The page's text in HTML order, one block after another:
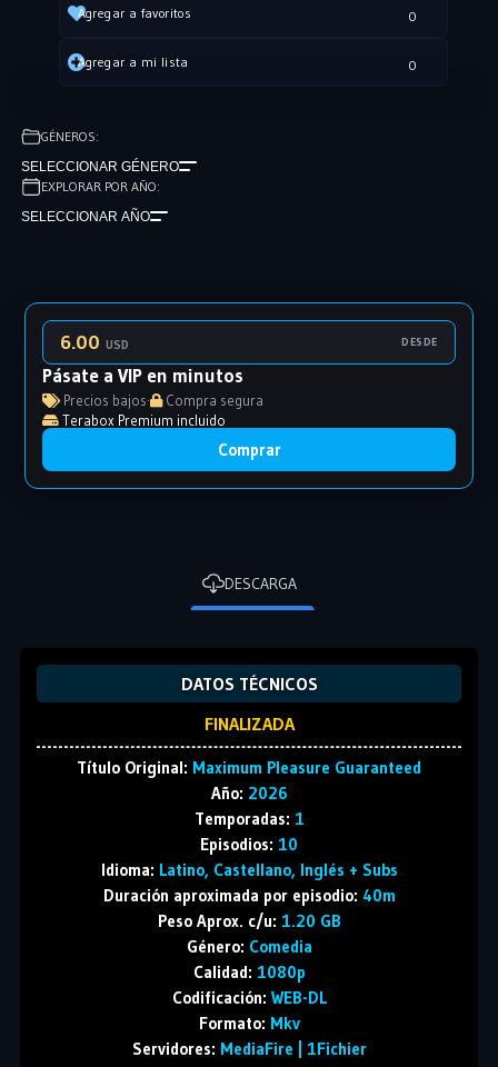
0
Agregar a favoritos
0
Agregar a mi lista
GÉNEROS:
SELECCIONAR GÉNERO
EXPLORAR POR AÑO:
SELECCIONAR AÑO
6.00USD DESDE
Pásate a VIP en minutos
Precios bajos·
Compra segura
Terabox Premium incluido
Comprar
DESCARGA
DATOS TÉCNICOS
FINALIZADA
Título Original: Maximum Pleasure Guaranteed
Año: 2026
Temporadas: 1
Episodios: 10
Idioma: Latino, Castellano, Inglés + Subs
Duración aproximada por episodio: 40m
Peso Aprox. c/u: 1.20 GB
Género: Comedia
Calidad: 1080p
Codificación: WEB-DL
Formato: Mkv
Servidores: MediaFire | 1Fichier